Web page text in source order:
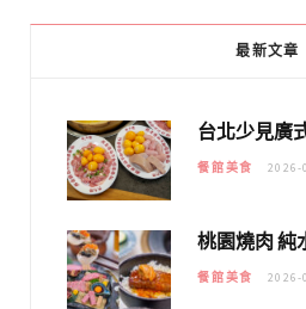
最新文章
餐館美食 2026-
餐館美食 2026-